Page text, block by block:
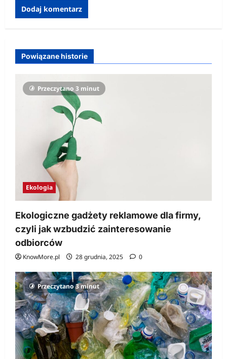
Powiązane historie
Przeczytano 3 minut
Ekologia
Ekologiczne gadżety reklamowe dla firmy,
czyli jak wzbudzić zainteresowanie
odbiorców
KnowMore.pl 28 grudnia, 2025 0
Przeczytano 3 minut